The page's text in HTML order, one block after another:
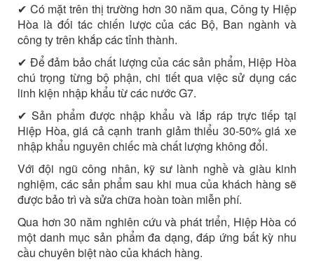
✔ Có mặt trên thị trường hơn 30 năm qua, Công ty Hiệp
Hòa là đối tác chiến lược của các Bộ, Ban ngành và
công ty trên khắp các tỉnh thành.
✔ Để đảm bảo chất lượng của các sản phẩm, Hiệp Hòa
chú trọng từng bộ phận, chi tiết qua việc sử dụng các
linh kiện nhập khẩu từ các nước G7.
✔ Sản phẩm được nhập khẩu và lắp ráp trực tiếp tại
Hiệp Hòa, giá cả cạnh tranh giảm thiểu 30-50% giá xe
nhập khẩu nguyên chiếc mà chất lượng không đổi.
Với đội ngũ công nhân, kỹ sư lành nghề và giàu kinh
nghiệm, các sản phẩm sau khi mua của khách hàng sẽ
được bảo trì và sửa chữa hoàn toàn miễn phí.
Qua hơn 30 năm nghiên cứu và phát triển, Hiệp Hòa có
một danh mục sản phẩm đa dạng, đáp ứng bất kỳ nhu
cầu chuyên biệt nào của khách hàng.